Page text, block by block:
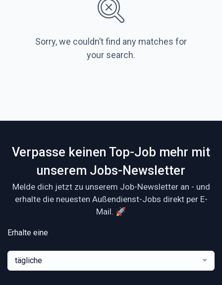
Sorry, we couldn’t find any matches for
your search.
Verpasse keinen Top-Job mehr mit
unserem Jobs-Newsletter
Melde dich jetzt zu unserem Job-Newsletter an - und
erhalte die neuesten Außendienst-Jobs direkt per E-
Mail. 🚀
Erhalte eine
tägliche